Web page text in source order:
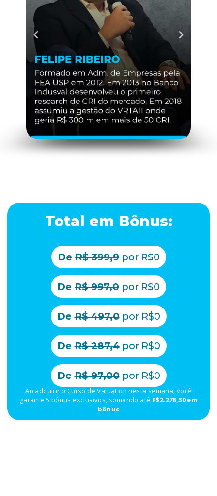
Total em Bônus:
DeR$ 399,9por R$0
De R$ 997,0 por R$0
DeR$ 497,0por R$0
DeR$ 287,4por R$0
DeR$ 97,00por R$0
Ao adquirir o Curso de Valuation nesta semana, você
garante 5 bônus exclusivos, somando até R$2.278,30 em
bônus